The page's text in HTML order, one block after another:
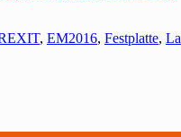
, EM2016, Festplatte,